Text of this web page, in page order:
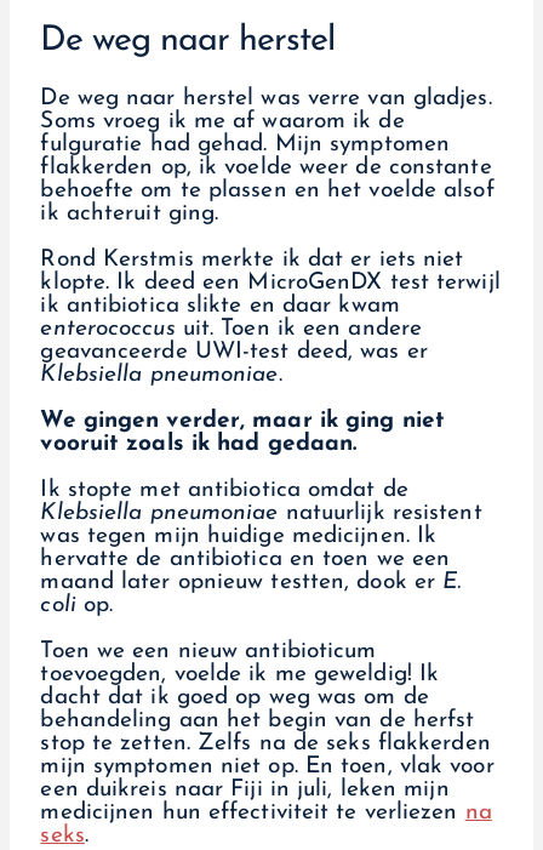
De weg naar herstel
De weg naar herstel was verre van gladjes.
Soms vroeg ik me af waarom ik de
fulguratie had gehad. Mijn symptomen
flakkerden op, ik voelde weer de constante
behoefte om te plassen en het voelde alsof
ik achteruit ging.
Rond Kerstmis merkte ik dat er iets niet
klopte. Ik deed een MicroGenDX test terwijl
ik antibiotica slikte en daar kwam
enterococcus uit. Toen ik een andere
geavanceerde UWI-test deed, was er
Klebsiella pneumoniae.
We gingen verder, maar ik ging niet
vooruit zoals ik had gedaan.
Ik stopte met antibiotica omdat de
Klebsiella pneumoniae natuurlijk resistent
was tegen mijn huidige medicijnen. Ik
hervatte de antibiotica en toen we een
maand later opnieuw testten, dook er E.
coliop.
Toen we een nieuw antibioticum
toevoegden, voelde ik me geweldig! Ik
dacht dat ik goed op weg was om de
behandeling aan het begin van de herfst
stop te zetten. Zelfs na de seks flakkerden
mijn symptomen niet op. En toen, vlak voor
een duikreis naar Fiji in juli, leken mijn
medicijnen hun effectiviteit te verliezen na
seks.